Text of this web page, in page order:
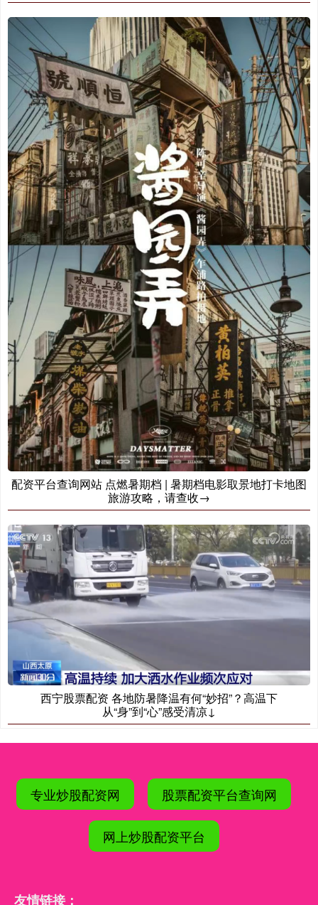
配资平台查询网站 点燃暑期档 | 暑期档电影取景地打卡地图
旅游攻略，请查收→
西宁股票配资 各地防暑降温有何“妙招”？高温下
从“身”到“心”感受清凉↓
专业炒股配资网 股票配资平台查询网
网上炒股配资平台
友情链接：